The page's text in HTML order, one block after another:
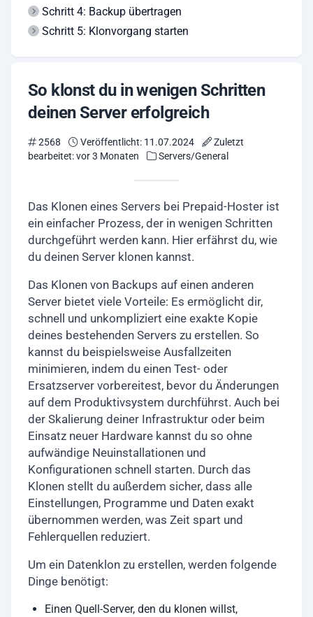
Schritt 4: Backup übertragen
Schritt 5: Klonvorgang starten
So klonst du in wenigen Schritten
deinen Server erfolgreich
2568 Veröffentlicht: 11.07.2024
Zuletzt
bearbeitet: vor 3 Monaten
Servers/General
Das Klonen eines Servers bei Prepaid-Hoster ist
ein einfacher Prozess, der in wenigen Schritten
durchgeführt werden kann. Hier erfährst du, wie
du deinen Server klonen kannst.
Das Klonen von Backups auf einen anderen
Server bietet viele Vorteile: Es ermöglicht dir,
schnell und unkompliziert eine exakte Kopie
deines bestehenden Servers zu erstellen. So
kannst du beispielsweise Ausfallzeiten
minimieren, indem du einen Test- oder
Ersatzserver vorbereitest, bevor du Änderungen
auf dem Produktivsystem durchführst. Auch bei
der Skalierung deiner Infrastruktur oder beim
Einsatz neuer Hardware kannst du so ohne
aufwändige Neuinstallationen und
Konfigurationen schnell starten. Durch das
Klonen stellt du außerdem sicher, dass alle
Einstellungen, Programme und Daten exakt
übernommen werden, was Zeit spart und
Fehlerquellen reduziert.
Um ein Datenklon zu erstellen, werden folgende
Dinge benötigt:
Einen Quell-Server, den du klonen willst,